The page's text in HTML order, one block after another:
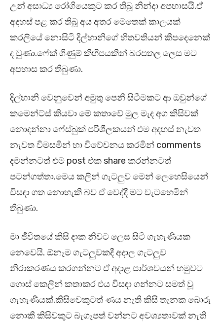
උන් අසාධ්‍ය රෝගියෙකුට කර තිබූ නින්දා අපහාසයි.ඒ
අදහස් පළ කර තිබූ අය අතර මෙතෙක් කාලයක්
කරලියේ නොසිටි දිල්හානිගේ හිතවතියන් කීපදෙනෙක්
ද වුණා.ෆේක් ගිණුම් කිහිපයකින් බරපතල ලෙස මට
අපහාස කර තිබුණා.
දිල්හානි වෙනුවෙන් අමුතු පෙනී සිටීමකට ආ ඔවුන්ගේ
කමෙන්ට්ස් කියවා මේ කතාවේ මුල මැද අග කිසිවක්
නොදන්නා ෆේස්බුක් පරිශීලකයන් එම අදහස් නැවත
නැවත විමසමින් හා විවේචනය කරමින් comments
දමන්නටත් එම post එක share කරන්නටත්
පටන්ගත්තා.මෙය කලින් ගැටලුව මෙන් ලෙහෙසියෙන්
විසඳා ගත නොහැකි බව ඒ වෙද්දී මට වැටහෙමින්
තිබුණා.
මා ජීවිතයේ කිසි දාක නිවට ලෙස සිටි ගැහැණියක
නෙවෙයි. ඕනෑම ගැටලුවකදී අදාල ගැටලුව
නිරාකරණය කරගන්නට ඒ අදාළ පාර්ශවයන් හමුවට
ගොස් කෙලින් කතාකර එය විසඳා ගන්නට සමත් වූ
ගැහැණියක්.කිසිවෙකුටත් ණය නැති කිසි තැනක බොරු
නොකී කිසිවකුට බැගෑපත් වන්නට අවශ්‍යතාවක් නැති